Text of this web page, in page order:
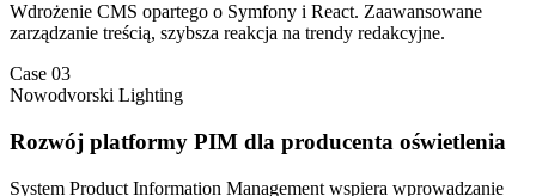
Wdrożenie CMS opartego o Symfony i React. Zaawansowane
zarządzanie treścią, szybsza reakcja na trendy redakcyjne.
Case 03
Nowodvorski Lighting
Rozwój platformy PIM dla producenta oświetlenia
System Product Information Management wspiera wprowadzanie